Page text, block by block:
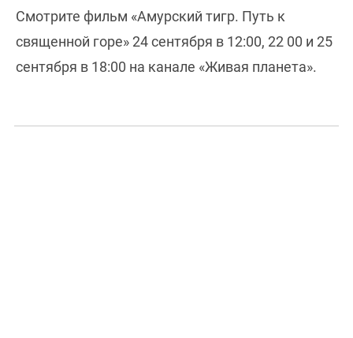
Смотрите фильм «Амурский тигр. Путь к
священной горе» 24 сентября в 12:00, 22 00 и 25
сентября в 18:00 на канале «Живая планета».